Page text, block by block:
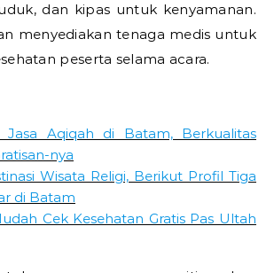
dan kipas untuk kenyamanan.
menyediakan tenaga medis untuk
peserta selama acara.
Jasa Aqiqah di Batam, Berkualitas
nya
Wisata Religi, Berikut Profil Tiga
di Batam
Cek Kesehatan Gratis Pas Ultah